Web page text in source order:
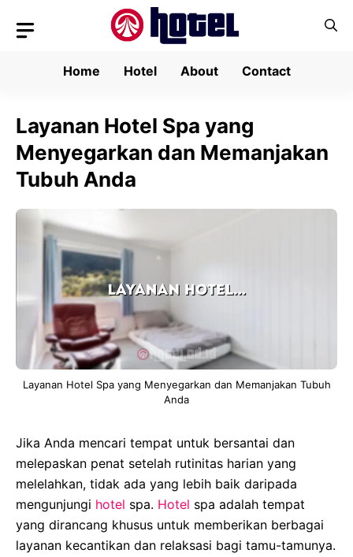
Home
Hotel About Contact
Layanan Hotel Spa yang
Menyegarkan dan Memanjakan
Tubuh Anda
Layanan Hotel Spa yang Menyegarkan dan Memanjakan Tubuh
Anda
Jika Anda mencari tempat untuk bersantai dan
melepaskan penat setelah rutinitas harian yang
melelahkan, tidak ada yang lebih baik daripada
mengunjungi hotel spa. Hotel spa adalah tempat
yang dirancang khusus untuk memberikan berbagai
layanan kecantikan dan relaksasi bagi tamu-tamunya.